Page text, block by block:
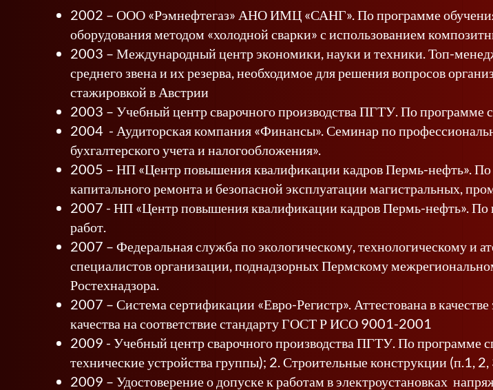
2002 – ООО «Рэмнефтегаз» АНО ИМЦ «САНГ». По программе обучения
оборудования методом «холодной сварки» с использованием
2003 – Международный центр экономики, науки и техники. Топ-
среднего звена и их резерва, необходимое для решения вопросов
стажировкой в Австрии
2003 – Учебный центр сварочного производства ПГТУ. По программе
2004 - Аудиторская компания «Финансы». Семинар по
бухгалтерского учета и налогообложения».
2005 – НП «Центр повышения квалификации кадров Пермь-нефть». По
капитального ремонта и безопасной эксплуатации магистральных,
2007 - НП «Центр повышения квалификации кадров Пермь-нефть». По
работ.
2007 – Федеральная служба по экологическому, технологическому и
специалистов организации, поднадзорных Пермскому
Ростехнадзора.
2007 – Система сертификации «Евро-Регистр». Аттестована в
качества на соответствие стандарту ГОСТ Р ИСО 9001-2001
2009 - Учебный центр сварочного производства ПГТУ. По программе
технические устройства группы); 2. Строительные конструкции (п.1, 2,
2009 – Удостоверение о допуске к работам в электроустановках